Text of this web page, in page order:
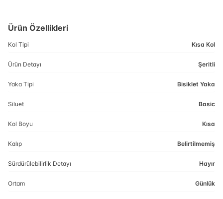
Ürün Özellikleri
Kol Tipi Kısa Kol
Ürün Detayı Şeritli
Yaka Tipi Bisiklet Yaka
Siluet Basic
Kol Boyu Kısa
Kalıp Belirtilmemiş
Sürdürülebilirlik Detayı Hayır
Ortam Günlük